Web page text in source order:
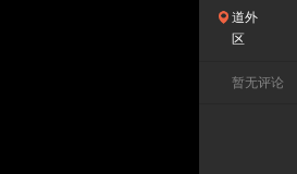
道外
区
暂无评论